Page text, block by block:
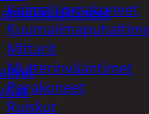
Kulmahiomakoneet
Mittarit
Mutterinvääntimet
Porakoneet
Ruiskut